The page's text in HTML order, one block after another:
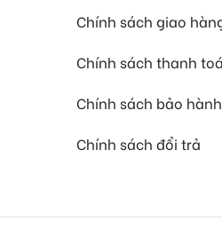
Chính sách giao
Chính sách thanh
Chính sách bảo hành
Chính sách đổi trả